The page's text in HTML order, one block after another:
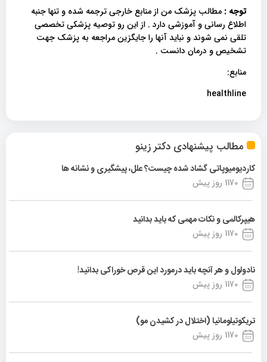
مطالب پیشنهادی دکتر زینو
کاردیومیوپاتی گشاد شده چیست؟ علل، پیشگیری و نشانه ها
1170 روز پیش
هیپرکالمی و نکات مهمی که باید بدانید
1170 روز پیش
نادولول و هر آنچه باید درمورد این قرص خوراکی بدانید!
1170 روز پیش
تریکوتیلومانیا (اختلال در کشیدن مو)
1170 روز پیش
توجه : مطالب پزشک من از منابع خارجی ترجمه شده و تنها جنبه
اطلاع رسانی و آموزشی دارد . از این رو توصیه پزشکی تخصصی
تلقی نمی شوند و نباید آنها را جایگزین مراجعه به پزشک جهت
تشخیص و درمان دانست .
منابع:
healthline